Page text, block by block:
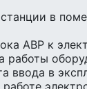
в
АВР к
работы
ввода в